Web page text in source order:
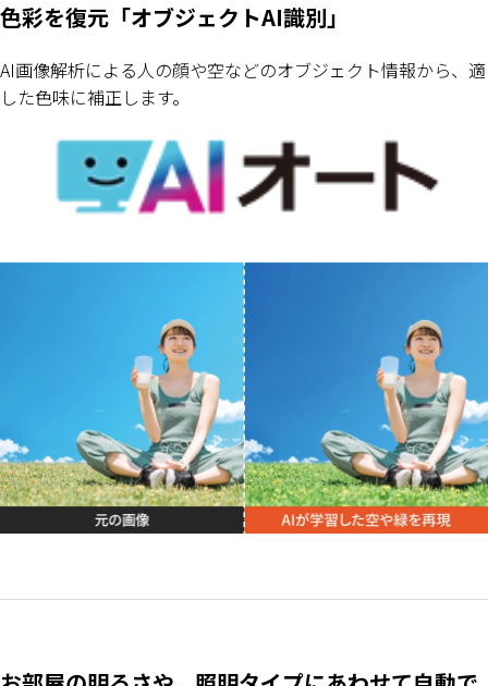
色彩を復元「オブジェクトAI識別」
AI画像解析による人の顔や空などのオブジェクト情報から、適
した色味に補正します。